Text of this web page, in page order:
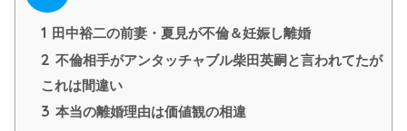
1 田中裕二の前妻・夏見が不倫＆妊娠し離婚
2 不倫相手がアンタッチャブル柴田英嗣と言われてたが
これは間違い
3 本当の離婚理由は価値観の相違